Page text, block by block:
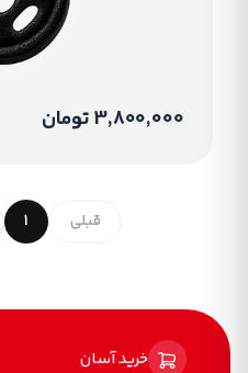
3,800,000 تومان
قبلی 1
خرید آسان